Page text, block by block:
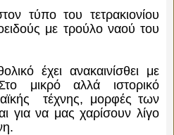
τύπο του τετρακιονίου
με τρούλο ναού του
έχει ανακαινίσθει με
μικρό αλλά ιστορικό
τέχνης, μορφές των
για να μας χαρίσουν λίγο